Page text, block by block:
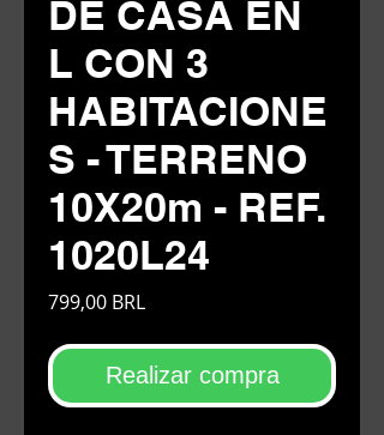
DE CASA EN
L CON 3
HABITACIONE
S - TERRENO
10X20m - REF.
1020L24
799,00 BRLPrecio
Realizar compra